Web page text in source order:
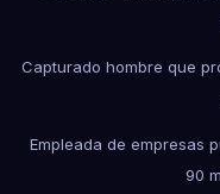
Capturado hombre que
Empleada de empresas
90